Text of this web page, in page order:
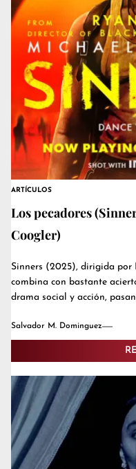
ARTÍCULOS
Los pecadores
Coogler)
Sinners (2025), dirigida por
combina con bastante
drama social y acción,
Salvador M. Dominguez